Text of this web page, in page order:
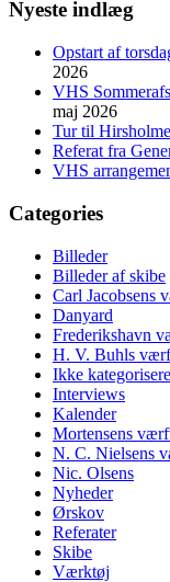
Nyeste indlæg
Opstart af
2026
VHS
maj 2026
Tur til
Referat fra
VHS
Categories
Billeder
Billeder af skibe
Carl Jacobsens
Danyard
Frederikshavn
H. V. Buhls
Ikke
Interviews
Kalender
Mortensens
N. C. Nielsens
Nic. Olsens
Nyheder
Ørskov
Referater
Skibe
Værktøj